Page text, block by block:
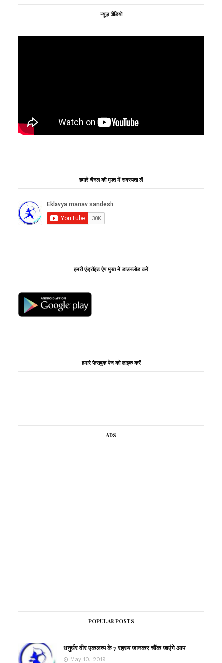
न्यूज़ वीडियो
हमारे चैनल की मुफ्त में सदस्यता लें
हमरी एंड्रॉइड ऐप मुफ्त में डाउनलोड करें
हमारे फेसबुक पेज को लाइक करें
ADS
POPULAR POSTS
धनुर्धर वीर एकलव्य के 7 रहस्य जानकर चौंक जाएंगे आप
May 10, 2019